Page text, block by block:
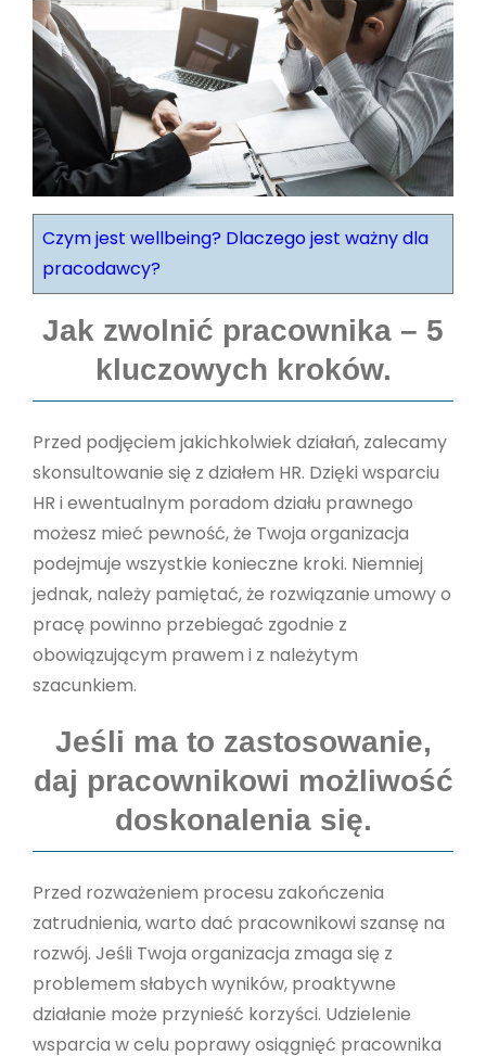
Czym jest wellbeing? Dlaczego jest ważny dla
pracodawcy?
Jak zwolnić pracownika – 5
kluczowych kroków.
Przed podjęciem jakichkolwiek działań, zalecamy
skonsultowanie się z działem HR. Dzięki wsparciu
HR i ewentualnym poradom działu prawnego
możesz mieć pewność, że Twoja organizacja
podejmuje wszystkie konieczne kroki. Niemniej
jednak, należy pamiętać, że rozwiązanie umowy o
pracę powinno przebiegać zgodnie z
obowiązującym prawem i z należytym
szacunkiem.
Jeśli ma to zastosowanie,
daj pracownikowi możliwość
doskonalenia się.
Przed rozważeniem procesu zakończenia
zatrudnienia, warto dać pracownikowi szansę na
rozwój. Jeśli Twoja organizacja zmaga się z
problemem słabych wyników, proaktywne
działanie może przynieść korzyści. Udzielenie
wsparcia w celu poprawy osiągnięć pracownika